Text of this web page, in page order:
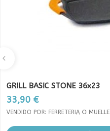
GRILL BASIC STONE 36x23
Precio
33,90 €
VENDIDO POR: FERRETERIA O MUELLE